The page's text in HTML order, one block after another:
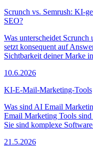
Scrunch vs. Semrush: KI-
SEO?
Was unterscheidet Scrunch
setzt konsequent auf
Sichtbarkeit deiner Marke
10.6.2026
KI-E-Mail-Marketing-Tools
Was sind AI Email
Email Marketing Tools
Sie sind komplexe
21.5.2026